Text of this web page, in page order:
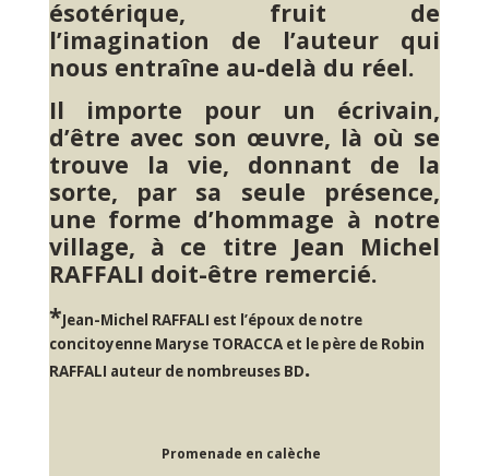
ésotérique, fruit de
l’imagination de l’auteur qui
nous entraîne au-delà du réel.
Il importe pour un écrivain,
d’être avec son œuvre, là où se
trouve la vie, donnant de la
sorte, par sa seule présence,
une forme d’hommage à notre
village, à ce titre Jean Michel
RAFFALI doit-être remercié.
*Jean-Michel RAFFALI est l’époux de notre
concitoyenne Maryse TORACCA et le père de Robin
RAFFALI auteur de nombreuses BD.
Promenade en calèche